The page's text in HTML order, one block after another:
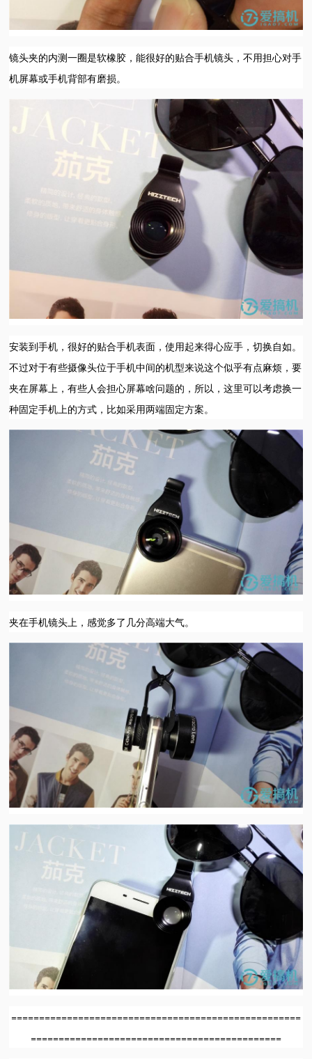
镜头夹的内测一圈是软橡胶，能很好的贴合手机镜头，不用担心对手
机屏幕或手机背部有磨损。
安装到手机，很好的贴合手机表面，使用起来得心应手，切换自如。
不过对于有些摄像头位于手机中间的机型来说这个似乎有点麻烦，要
夹在屏幕上，有些人会担心屏幕啥问题的，所以，这里可以考虑换一
种固定手机上的方式，比如采用两端固定方案。
夹在手机镜头上，感觉多了几分高端大气。
====================================================
=============================================